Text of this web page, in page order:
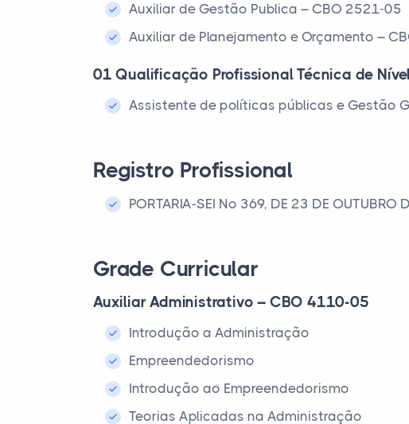
Auxiliar de Gestão Publica – CBO 2521-05
Auxiliar de Planejamento e Orçamento –
01 Qualificação Profissional Técnica de
Assistente de políticas públicas e Gestão
Registro Profissional
PORTARIA-SEI Nº 369, DE 23 DE OUTUBRO
Grade Curricular
Auxiliar Administrativo – CBO 4110-05
Introdução a Administração
Empreendedorismo
Introdução ao Empreendedorismo
Teorias Aplicadas na Administração